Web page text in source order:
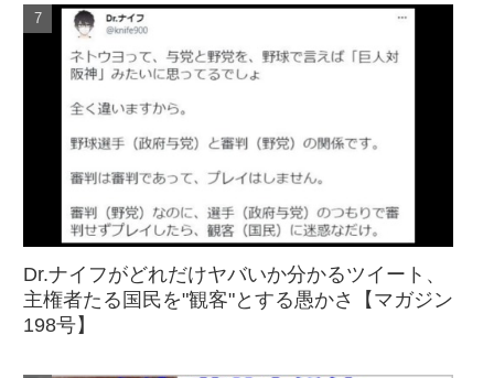
Dr.ナイフがどれだけヤバいか分かるツイート、
主権者たる国民を"観客"とする愚かさ【マガジン
198号】